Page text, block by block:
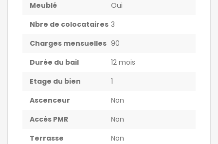
Meublé
Oui
Nbre de colocataires 3
Charges mensuelles 90
Durée du bail
12 mois
Etage du bien
1
Ascenceur
Non
Accès PMR
Non
Terrasse
Non